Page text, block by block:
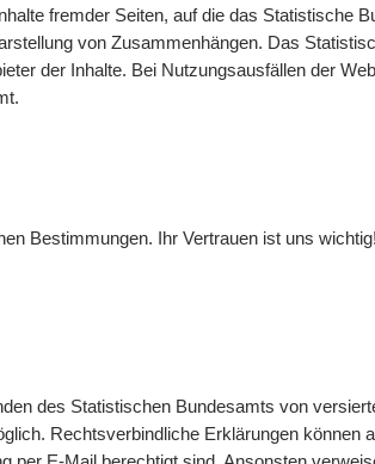
fremder Seiten, auf die das Statistische
von Zusammenhängen. Das
der Inhalte. Bei Nutzungsausfällen der
Bestimmungen. Ihr Vertrauen ist uns wichtig!
des Statistischen Bundesamts von
Rechtsverbindliche Erklärungen können